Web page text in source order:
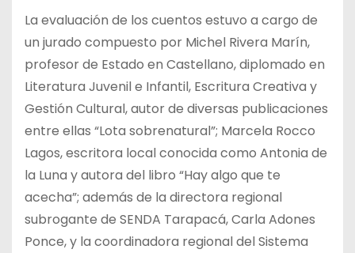
La evaluación de los cuentos estuvo a cargo de
un jurado compuesto por Michel Rivera Marín,
profesor de Estado en Castellano, diplomado en
Literatura Juvenil e Infantil, Escritura Creativa y
Gestión Cultural, autor de diversas publicaciones
entre ellas “Lota sobrenatural”; Marcela Rocco
Lagos, escritora local conocida como Antonia de
la Luna y autora del libro “Hay algo que te
acecha”; además de la directora regional
subrogante de SENDA Tarapacá, Carla Adones
Ponce, y la coordinadora regional del Sistema